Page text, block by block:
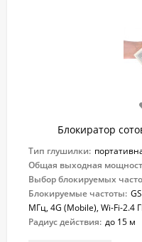
Блокиратор
Тип глушилки:
Выбор блокируемых
Блокируемые частоты:
МГц, 4G (Mobile), Wi-Fi-2.4
Радиус действия: до 15 м